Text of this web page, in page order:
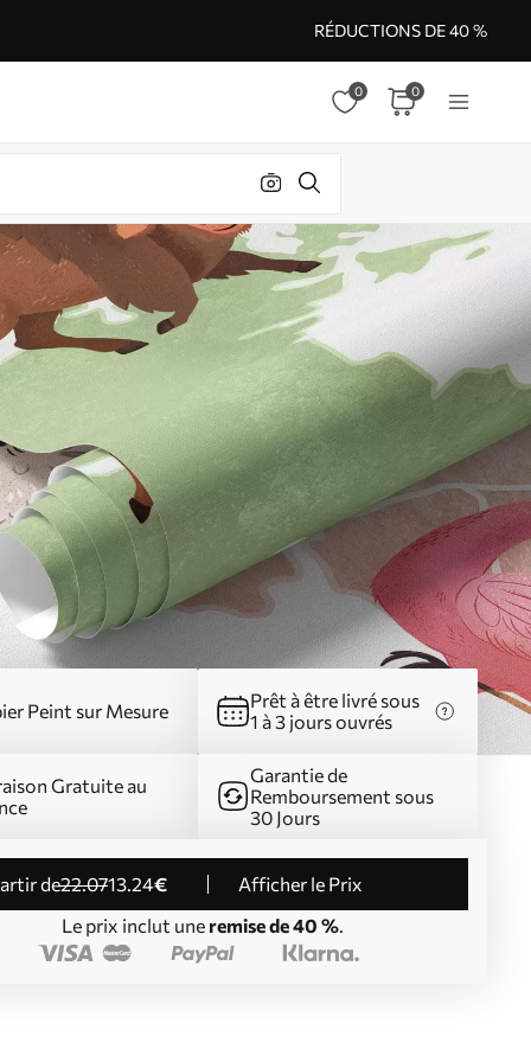
RÉDUCTIONS DE 40 %
0 0
Peint sur Mesure
Prêt à être livré sous
1 à 3 jours ouvrés
Gratuite au
Garantie de
Remboursement sous
30 Jours
de22.0713.24€
Afficher le Prix
Le prix inclut une remise de 40 %.